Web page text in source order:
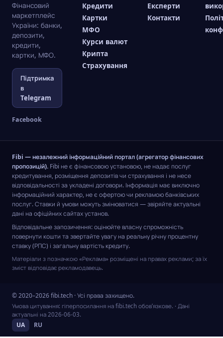
Фінансовий
маркетплейс
України: банки,
депозити,
кредити,
картки, МФО.
Підтримка
в
Telegram
Facebook
Кредити
Картки
МФО
Курси валют
Крипта
Страхування
Експерти
Контакти
Fibi — незалежний інформаційний портал (агрегатор фінансових
пропозицій). Fibi не є фінансовою установою, не надає послуг
кредитування, розміщення депозитів чи страхування і не несе
відповідальності за укладені договори. Інформація має виключно
інформаційний характер, не є офертою чи рекламою банківських
послуг. Ставки й умови можуть змінюватися — звіряйте актуальні
дані на офіційних сайтах установ.
Відповідальне запозичення: оцінюйте власну спроможність
повернути кошти та звертайте увагу на реальну річну процентну
ставку (РПС) і загальну вартість кредиту.
Матеріали з позначкою «Реклама» розміщені на правах реклами; за їх
зміст відповідає рекламодавець.
© 2020–2026 fibi.tech · Усі права захищено.
Умова цитування: гіперпосилання на fibi.tech обов’язкове. · Дані
актуальні на 2026-06-03.
UA RU